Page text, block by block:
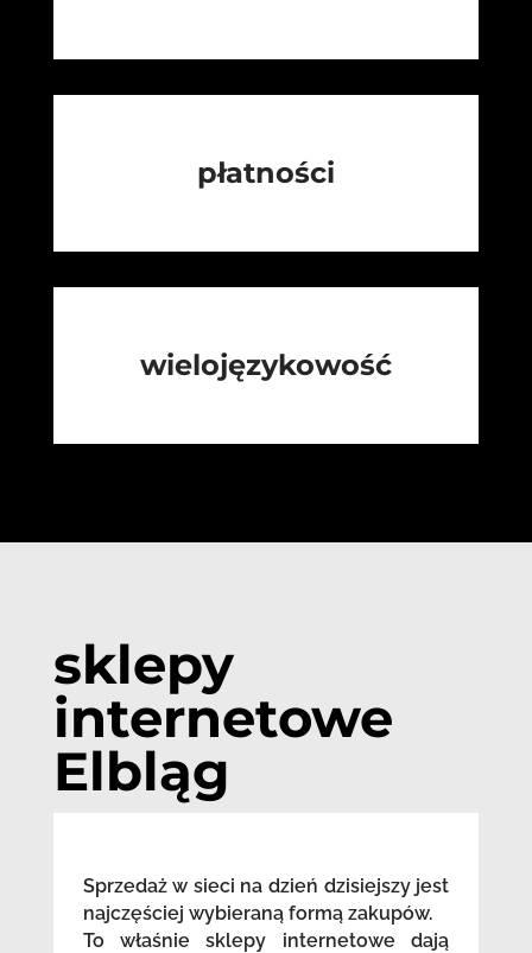
płatności
wielojęzykowość
sklepy
internetowe
Elbląg
Sprzedaż w sieci na dzień dzisiejszy jest
najczęściej wybieraną formą zakupów.
To właśnie sklepy internetowe dają